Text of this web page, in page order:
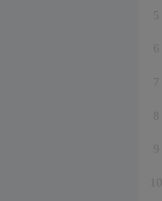
5
6
7
8
9
10